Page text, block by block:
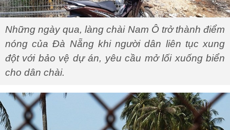
Những ngày qua, làng chài Nam Ô trở thành điểm
nóng của Đà Nẵng khi người dân liên tục xung
đột với bảo vệ dự án, yêu cầu mở lối xuống biển
cho dân chài.